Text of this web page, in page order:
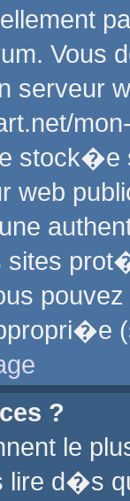
Vous
serveur
web
sites
?
le
lire d�s